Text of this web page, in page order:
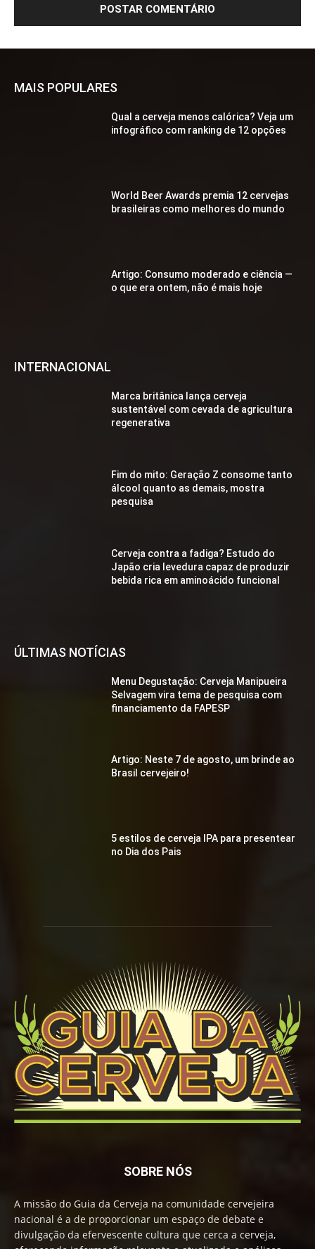
MAIS POPULARES
Qual a cerveja menos calórica? Veja um
infográfico com ranking de 12 opções
World Beer Awards premia 12 cervejas
brasileiras como melhores do mundo
Artigo: Consumo moderado e ciência —
o que era ontem, não é mais hoje
INTERNACIONAL
Marca britânica lança cerveja
sustentável com cevada de agricultura
regenerativa
Fim do mito: Geração Z consome tanto
álcool quanto as demais, mostra
pesquisa
Cerveja contra a fadiga? Estudo do
Japão cria levedura capaz de produzir
bebida rica em aminoácido funcional
ÚLTIMAS NOTÍCIAS
Menu Degustação: Cerveja Manipueira
Selvagem vira tema de pesquisa com
financiamento da FAPESP
Artigo: Neste 7 de agosto, um brinde ao
Brasil cervejeiro!
5 estilos de cerveja IPA para presentear
no Dia dos Pais
SOBRE NÓS
A missão do Guia da Cerveja na comunidade cervejeira
nacional é a de proporcionar um espaço de debate e
divulgação da efervescente cultura que cerca a cerveja,